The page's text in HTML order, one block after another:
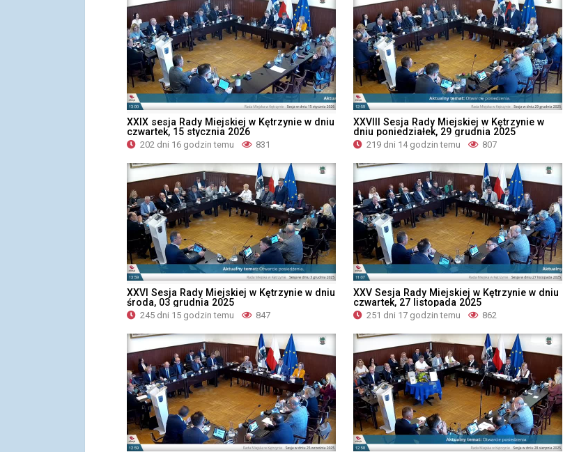
XXIX sesja Rady Miejskiej w Kętrzynie w dniu
czwartek, 15 stycznia 2026
202 dni 16 godzin temu 831
XXVIII Sesja Rady Miejskiej w Kętrzynie w
dniu poniedziałek, 29 grudnia 2025
219 dni 14 godzin temu 807
XXVI Sesja Rady Miejskiej w Kętrzynie w dniu
środa, 03 grudnia 2025
245 dni 15 godzin temu 847
XXV Sesja Rady Miejskiej w Kętrzynie w dniu
czwartek, 27 listopada 2025
251 dni 17 godzin temu 862